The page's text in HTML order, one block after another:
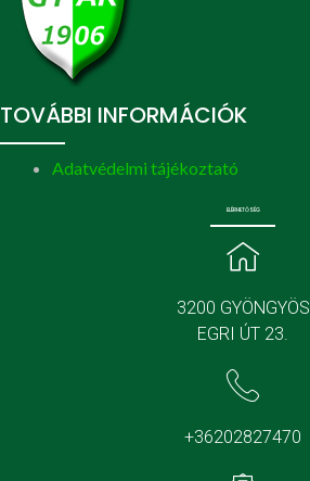
TOVÁBBI INFORMÁCIÓK
Adatvédelmi tájékoztató
ELÉRHETŐSÉG
3200 GYÖNGYÖS
EGRI ÚT 23.
+36202827470